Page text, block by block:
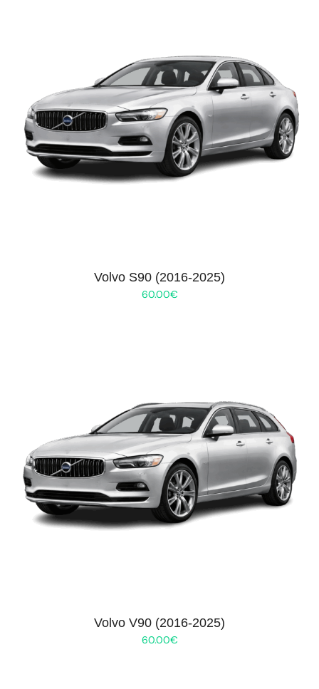
Volvo S90 (2016-2025)
60.00€
Volvo V90 (2016-2025)
60.00€